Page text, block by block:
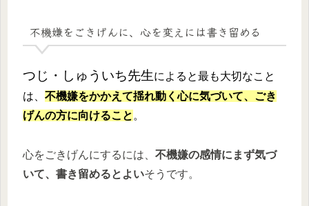
不機嫌をごきげんに、心を変えには書き留める
つじ・しゅういち先生によると最も大切なこと
は、 不機嫌をかかえて揺れ動く心に気づいて、ごき
げんの方に向けること 。
心をごきげんにするには、 不機嫌の感情にまず気づ
いて、書き留めるとよいそうです。